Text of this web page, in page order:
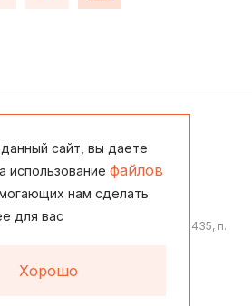
сайт, вы даете
использование файлов
нам сделать
для вас
Хорошо
данных
на данном сайте, носит
характер,
публичной офертой согласно ст. 435, п.